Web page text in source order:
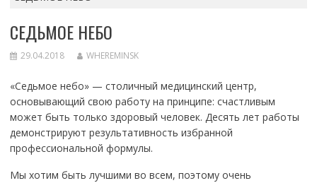
СЕДЬМОЕ НЕБО
29.04.2018 WHEREMINSK
«Седьмое небо» — столичный медицинский центр,
основывающий свою работу на принципе: счастливым
может быть только здоровый человек. Десять лет работы
демонстрируют результативность избранной
профессиональной формулы.
Мы хотим быть лучшими во всем, поэтому очень